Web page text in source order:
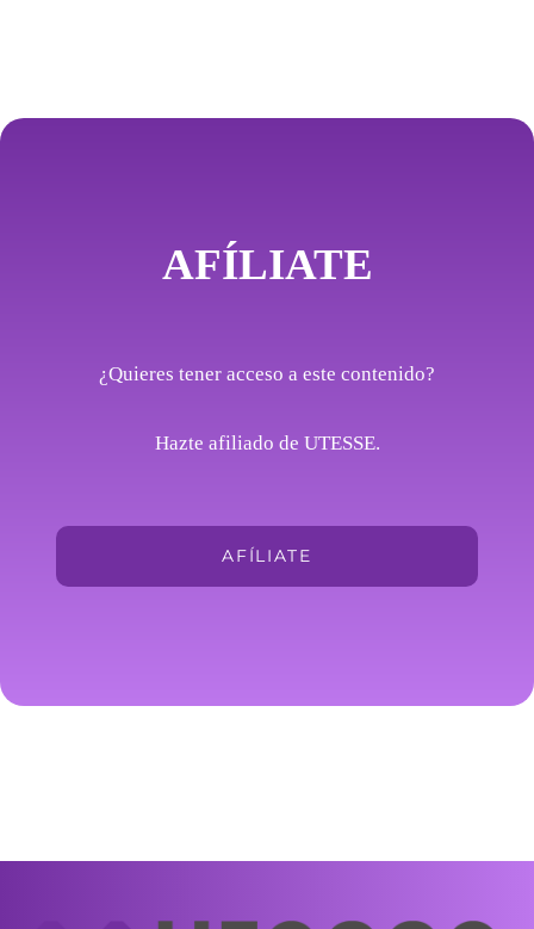
AFÍLIATE
¿Quieres tener acceso a este contenido?
Hazte afiliado de UTESSE.
AFÍLIATE